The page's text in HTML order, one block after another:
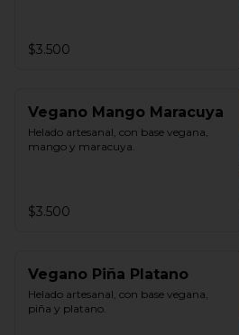
$3.500
Vegano Mango Maracuya
Helado artesanal, con base vegana,
mango y maracuya.
$3.500
Vegano Piña Platano
Helado artesanal, con base vegana,
piña y platano.